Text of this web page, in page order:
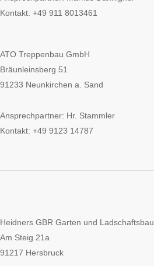
Kontakt: +49 911 8013461
ATO Treppenbau GmbH
Bräunleinsberg 51
91233 Neunkirchen a. Sand
Ansprechpartner: Hr. Stammler
Kontakt: +49 9123 14787
Heidners GBR Garten und Ladschaftsbau
Am Steig 21a
91217 Hersbruck